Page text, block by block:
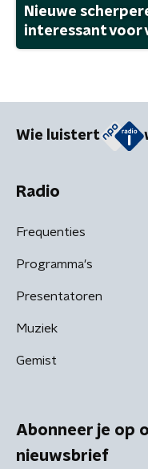
Nieuwe
interessant voor
Wie luistert
Radio
Frequenties
Programma's
Presentatoren
Muziek
Gemist
Abonneer je op
nieuwsbrief